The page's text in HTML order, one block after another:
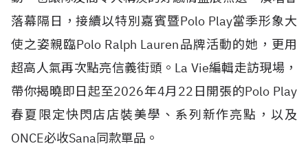
落幕隔日，接續以特別嘉賓暨Polo Play當季形象大
使之姿親臨Polo Ralph Lauren品牌活動的她，更用
超高人氣再次點亮信義街頭。La Vie編輯走訪現場，
帶你揭曉即日起至2026年4月22日開張的Polo Play
春夏限定快閃店店裝美學、系列新作亮點，以及
ONCE必收Sana同款單品。